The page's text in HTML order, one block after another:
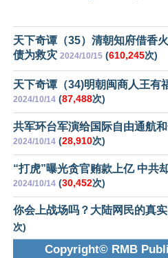
天下奇谭（35）清朝知府借香
债为救灾 2024/10/15 (610,245次)
天下奇谭（34)明朝闽商人王有
2024/10/14 (87,488次)
共军环台军演给国际自由通航
2024/10/14 (28,910次)
“打虎”曝光贪官贿款上亿 中共
2024/10/14 (30,452次)
你会上战场吗？大陆网民的真实
次)
Copyright© RMB